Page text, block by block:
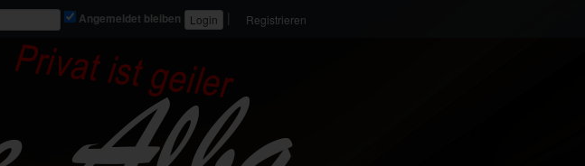
Angemeldet bleiben Registrieren